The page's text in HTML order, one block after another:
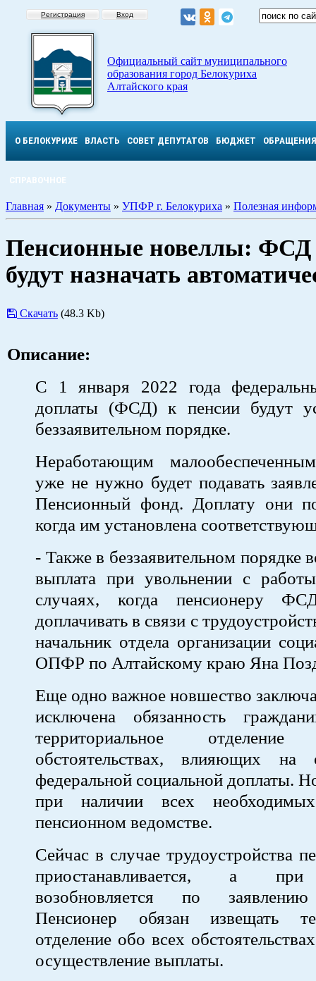
Регистрация Вход
Официальный сайт муниципального
образования город Белокуриха
Алтайского края
О БЕЛОКУРИХЕ ВЛАСТЬ СОВЕТ ДЕПУТАТОВ БЮДЖЕТ ОБРАЩЕНИЯ
СПРАВОЧНОЕ
Главная » Документы » УПФР г. Белокуриха » Полезная
Пенсионные новеллы: ФСД
будут назначать
Скачать (48.3 Kb)
Описание:
С 1 января 2022 года
доплаты (ФСД) к пенсии будут
беззаявительном порядке.
Неработающим
уже не нужно будет подавать
Пенсионный фонд. Доплату они
когда им установлена
- Также в беззаявительном порядке
выплата при увольнении с
случаях, когда пенсионеру
доплачивать в связи с
начальник отдела организации
ОПФР по Алтайскому краю Яна
Еще одно важное новшество
исключена обязанность
территориальное
обстоятельствах, влияющих на
федеральной социальной доплаты.
при наличии всех
пенсионном ведомстве.
Сейчас в случае трудоустройства
приостанавливается, а при
возобновляется по
Пенсионер обязан извещать
отделение обо всех
осуществление выплаты.